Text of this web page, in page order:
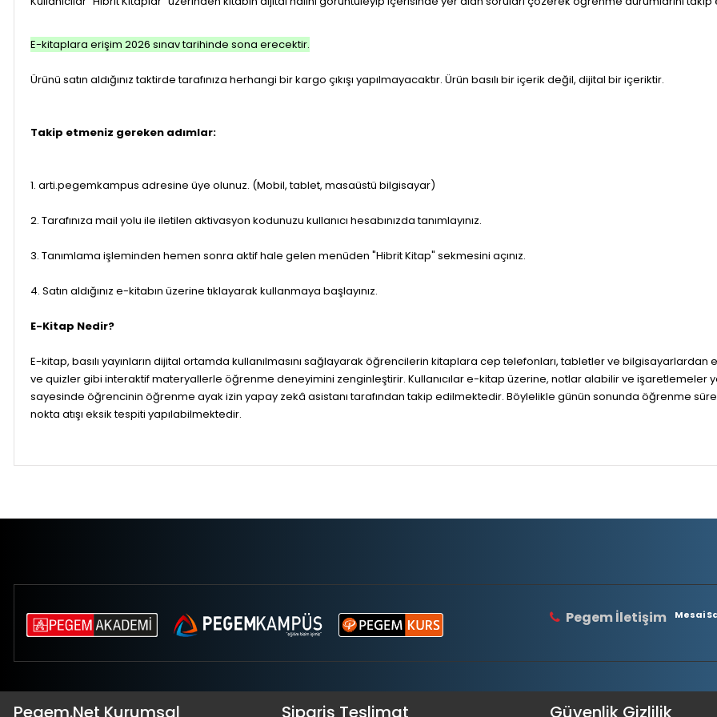
E-kitaplara erişim 2026 sınav tarihinde sona erecektir.
Ürünü satın aldığınız taktirde tarafınıza herhangi bir kargo çıkışı yapılmayacaktır. Ürün basılı bir içerik değil, dijital bir içeriktir.
Takip etmeniz gereken adımlar:
1. arti.pegemkampus adresine üye olunuz. (Mobil, tablet, masaüstü bilgisayar)
2. Tarafınıza mail yolu ile iletilen aktivasyon kodunuzu kullanıcı hesabınızda tanımlayınız.
3. Tanımlama işleminden hemen sonra aktif hale gelen menüden "Hibrit Kitap" sekmesini açınız.
4. Satın aldığınız e-kitabın üzerine tıklayarak kullanmaya başlayınız.
E-Kitap Nedir?
E-kitap, basılı yayınların dijital ortamda kullanılmasını sağlayarak öğrencilerin kitaplara cep telefonları, tabletler ve
ve quizler gibi interaktif materyallerle öğrenme deneyimini zenginleştirir. Kullanıcılar e-kitap üzerine, notlar alabilir ve
sayesinde öğrencinin öğrenme ayak izin yapay zekâ asistanı tarafından takip edilmektedir. Böylelikle günün sonunda öğrenme
nokta atışı eksik tespiti yapılabilmektedir.
Pegem İletişim Mesai
Pegem.Net Kurumsal Sipariş Teslimat Güvenlik Gizlilik